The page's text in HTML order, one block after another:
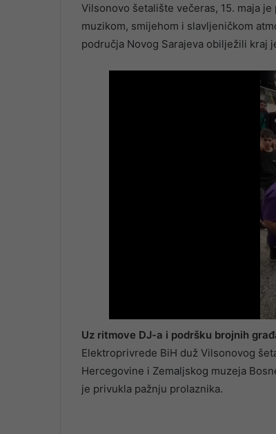
Vilsonovo šetalište večeras, 15. maja
muzikom, smijehom i slavljeničkom
područja Novog Sarajeva obilježili kraj
Uz ritmove DJ-a i podršku brojnih
Elektroprivrede BiH duž Vilsonovog
Hercegovine i Zemaljskog muzeja
je privukla pažnju prolaznika.